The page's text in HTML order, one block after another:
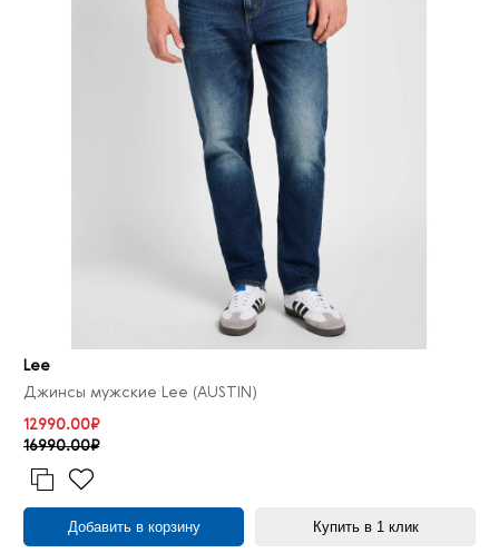
Lee
Джинсы мужские Lee (AUSTIN)
12990.00₽
16990.00₽
Добавить в корзину Купить в 1 клик